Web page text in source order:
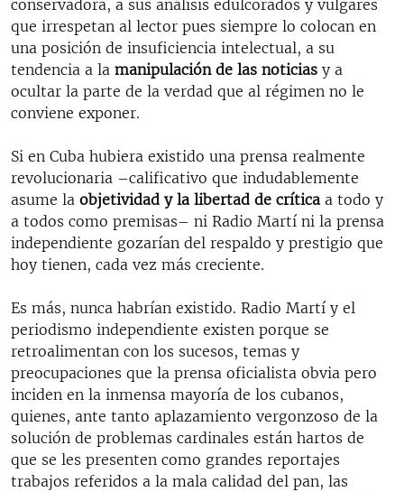
conservadora, a sus análisis edulcorados y vulgares
que irrespetan al lector pues siempre lo colocan en
una posición de insuficiencia intelectual, a su
tendencia a la manipulación de las noticias y a
ocultar la parte de la verdad que al régimen no le
conviene exponer.
Si en Cuba hubiera existido una prensa realmente
revolucionaria –calificativo que indudablemente
asume la objetividad y la libertad de crítica a todo y
a todos como premisas– ni Radio Martí ni la prensa
independiente gozarían del respaldo y prestigio que
hoy tienen, cada vez más creciente.
Es más, nunca habrían existido. Radio Martí y el
periodismo independiente existen porque se
retroalimentan con los sucesos, temas y
preocupaciones que la prensa oficialista obvia pero
inciden en la inmensa mayoría de los cubanos,
quienes, ante tanto aplazamiento vergonzoso de la
solución de problemas cardinales están hartos de
que se les presenten como grandes reportajes
trabajos referidos a la mala calidad del pan, las